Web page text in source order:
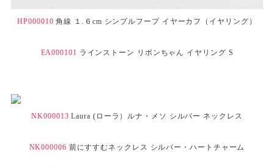
HP000010 角線 １.６cm シンプルフープ イヤーカフ（イヤリング）
EA000101 ラインストーン リボンちゃん イヤリング S
NK000013 Laura (ローラ）ルナ・メソ シルバー ネックレス
NK000006 前にすすむネックレス シルバー・ハートチャーム